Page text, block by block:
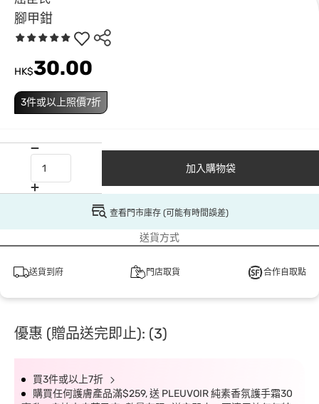
腳甲鉗
3件或以上照價7折
HK$30.00
加入購物袋
查看門市庫存 (可能有時間誤差)
送貨方式
送貨到府 門店取貨 合作自取點
優惠 (贈品送完即止): (3)
買3件或以上7折
購買任何護膚產品滿$259, 送 PLEUVOIR 純素香氛護手霜30